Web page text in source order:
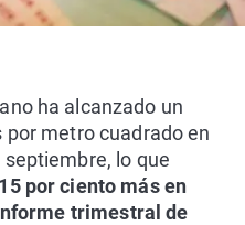
ha alcanzado un
metro cuadrado en
lo que
por ciento más en
trimestral de